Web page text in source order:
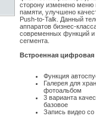
сторону изменено меню
памяти, улучшено
Push-to-Talk. Данный
аппаратов бизнес-
современных функций и
сегмента.
Встроенная цифровая
Функция
Галерея для
фотоальбом
3 варианта
базовое
Запись видео со